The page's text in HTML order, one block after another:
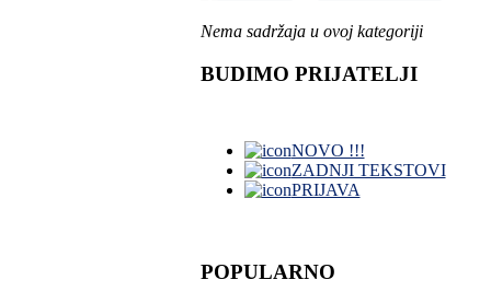
Nema sadržaja u ovoj kategoriji
BUDIMO PRIJATELJI
NOVO !!!
ZADNJI TEKSTOVI
PRIJAVA
POPULARNO